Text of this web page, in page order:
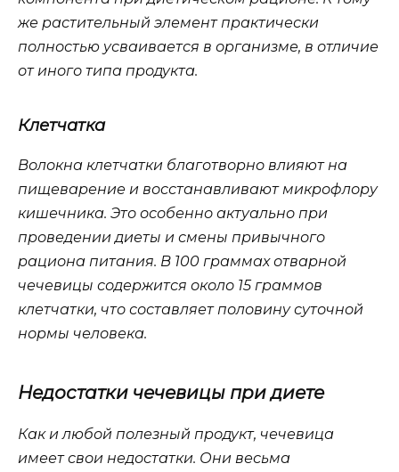
же растительный элемент практически
полностью усваивается в организме, в отличие
от иного типа продукта.
Клетчатка
Волокна клетчатки благотворно влияют на
пищеварение и восстанавливают микрофлору
кишечника. Это особенно актуально при
проведении диеты и смены привычного
рациона питания. В 100 граммах отварной
чечевицы содержится около 15 граммов
клетчатки, что составляет половину суточной
нормы человека.
Недостатки чечевицы при диете
Как и любой полезный продукт, чечевица
имеет свои недостатки. Они весьма